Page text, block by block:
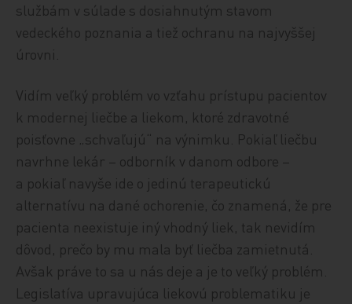
službám v súlade s dosiahnutým stavom
vedeckého poznania a tiež ochranu na najvyššej
úrovni.
Vidím veľký problém vo vzťahu prístupu pacientov
k modernej liečbe a liekom, ktoré zdravotné
poisťovne „schvaľujú“ na výnimku. Pokiaľ liečbu
navrhne lekár – odborník v danom odbore –
a pokiaľ navyše ide o jedinú terapeutickú
alternatívu na dané ochorenie, čo znamená, že pre
pacienta neexistuje iný vhodný liek, tak nevidím
dôvod, prečo by mu mala byť liečba zamietnutá.
Avšak práve to sa u nás deje a je to veľký problém.
Legislatíva upravujúca liekovú problematiku je